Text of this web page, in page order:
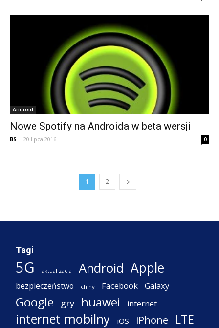
Android
Nowe Spotify na Androida w beta wersji
BS - 20 lipca 2016 0
1 2
Tagi
5G aktualizacja Android Apple
bezpieczeństwo chiny Facebook Galaxy
Google gry huawei internet
internet mobilny iOS iPhone LTE